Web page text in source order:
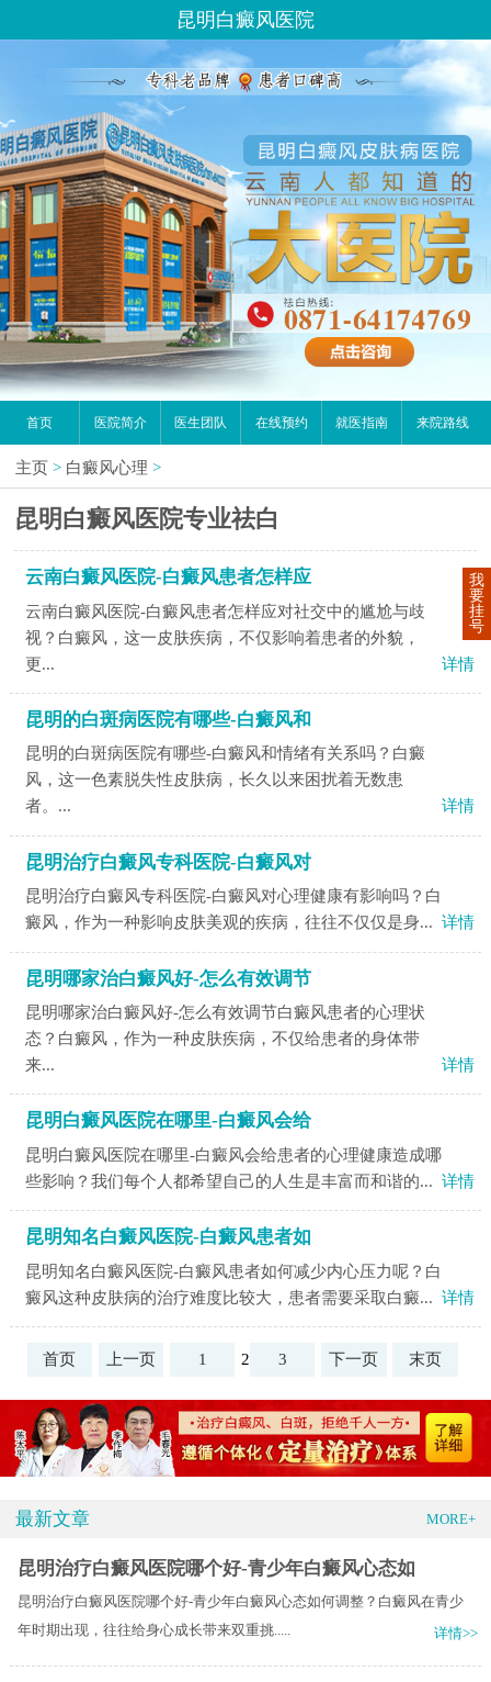
昆明白癜风医院
首页 医院简介 医生团队 在线预约 就医指南 来院路线
主页 > 白癜风心理 >
昆明白癜风医院专业祛白
云南白癜风医院-白癜风患者怎样应
云南白癜风医院-白癜风患者怎样应对社交中的尴尬与歧
视？白癜风，这一皮肤疾病，不仅影响着患者的外貌，
更...
详情
昆明的白斑病医院有哪些-白癜风和
昆明的白斑病医院有哪些-白癜风和情绪有关系吗？白癜
风，这一色素脱失性皮肤病，长久以来困扰着无数患
者。...
详情
昆明治疗白癜风专科医院-白癜风对
昆明治疗白癜风专科医院-白癜风对心理健康有影响吗？白
癜风，作为一种影响皮肤美观的疾病，往往不仅仅是身... 详情
昆明哪家治白癜风好-怎么有效调节
昆明哪家治白癜风好-怎么有效调节白癜风患者的心理状
态？白癜风，作为一种皮肤疾病，不仅给患者的身体带
来...
详情
昆明白癜风医院在哪里-白癜风会给
昆明白癜风医院在哪里-白癜风会给患者的心理健康造成哪
些影响？我们每个人都希望自己的人生是丰富而和谐的... 详情
昆明知名白癜风医院-白癜风患者如
昆明知名白癜风医院-白癜风患者如何减少内心压力呢？白
癜风这种皮肤病的治疗难度比较大，患者需要采取白癜... 详情
首页 上一页 1 2 3 下一页 末页
最新文章 MORE+
昆明治疗白癜风医院哪个好-青少年白癜风心态如
昆明治疗白癜风医院哪个好-青少年白癜风心态如何调整？白癜风在青少
年时期出现，往往给身心成长带来双重挑.....
详情>>
我
要
挂
号